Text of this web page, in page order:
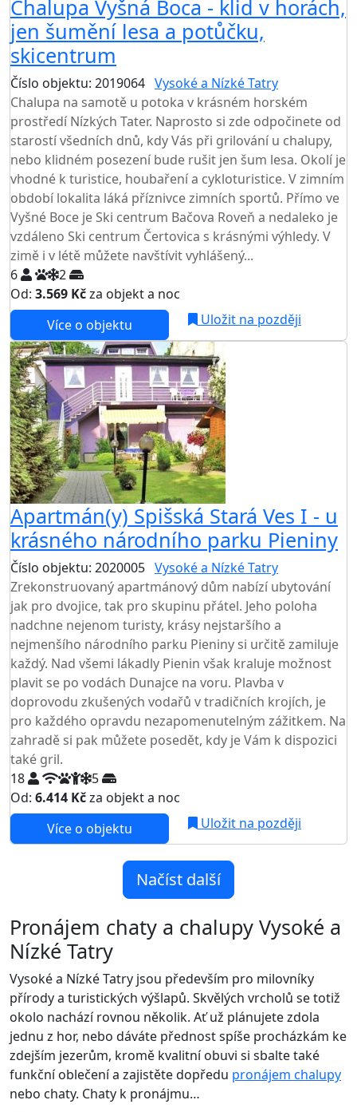
Chalupa Vyšná Boca - klid v horách,
jen šumění lesa a potůčku,
skicentrum
Číslo objektu: 2019064 Vysoké a Nízké Tatry
Chalupa na samotě u potoka v krásném horském
prostředí Nízkých Tater. Naprosto si zde odpočinete od
starostí všedních dnů, kdy Vás při grilování u chalupy,
nebo klidném posezení bude rušit jen šum lesa. Okolí je
vhodné k turistice, houbaření a cykloturistice. V zimním
období lokalita láká příznivce zimních sportů. Přímo ve
Vyšné Boce je Ski centrum Bačova Roveň a nedaleko je
vzdáleno Ski centrum Čertovica s krásnými výhledy. V
zimě i v létě můžete navštívit vyhlášený...
6
2
Od: 3.569 Kčza objekt a noc
Více o objektu
Uložit na později
Apartmán(y) Spišská Stará Ves I - u
krásného národního parku Pieniny
Číslo objektu: 2020005 Vysoké a Nízké Tatry
Zrekonstruovaný apartmánový dům nabízí ubytování
jak pro dvojice, tak pro skupinu přátel. Jeho poloha
nadchne nejenom turisty, krásy nejstaršího a
nejmenšího národního parku Pieniny si určitě zamiluje
každý. Nad všemi lákadly Pienin však kraluje možnost
plavit se po vodách Dunajce na voru. Plavba v
doprovodu zkušených vodařů v tradičních krojích, je
pro každého opravdu nezapomenutelným zážitkem. Na
zahradě si pak můžete posedět, kdy je Vám k dispozici
také gril.
18
5
Od: 6.414 Kčza objekt a noc
Více o objektu
Uložit na později
Načíst další
Pronájem chaty a chalupy Vysoké a
Nízké Tatry
Vysoké a Nízké Tatry jsou především pro milovníky
přírody a turistických výšlapů. Skvělých vrcholů se totiž
okolo nachází rovnou několik. Ať už plánujete zdola
jednu z hor, nebo dáváte přednost spíše procházkám ke
zdejším jezerům, kromě kvalitní obuvi si sbalte také
funkční oblečení a zajistěte dopředu pronájem chalupy
nebo chaty. Chaty k pronájmu…